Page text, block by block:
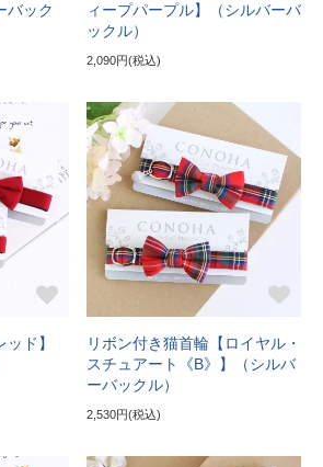
バック
ィープパープル】（シルバーバ
ックル）
2,090円(税込)
ド】
リボン付き猫首輪【ロイヤル・
スチュアート《B》】（シルバ
ーバックル）
2,530円(税込)